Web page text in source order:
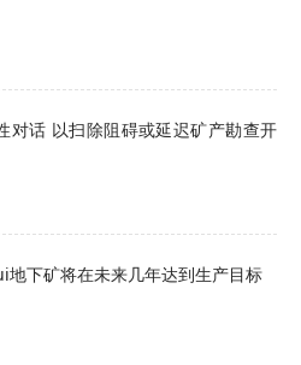
对话 以扫除阻碍或延迟矿产勘查开
下矿将在未来几年达到生产目标